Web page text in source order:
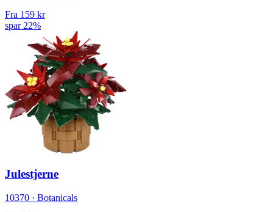
Fra 159 kr
spar 22%
Julestjerne
10370 · Botanicals